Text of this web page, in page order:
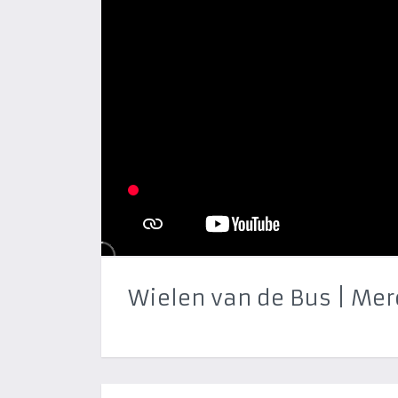
Wielen van de Bus |